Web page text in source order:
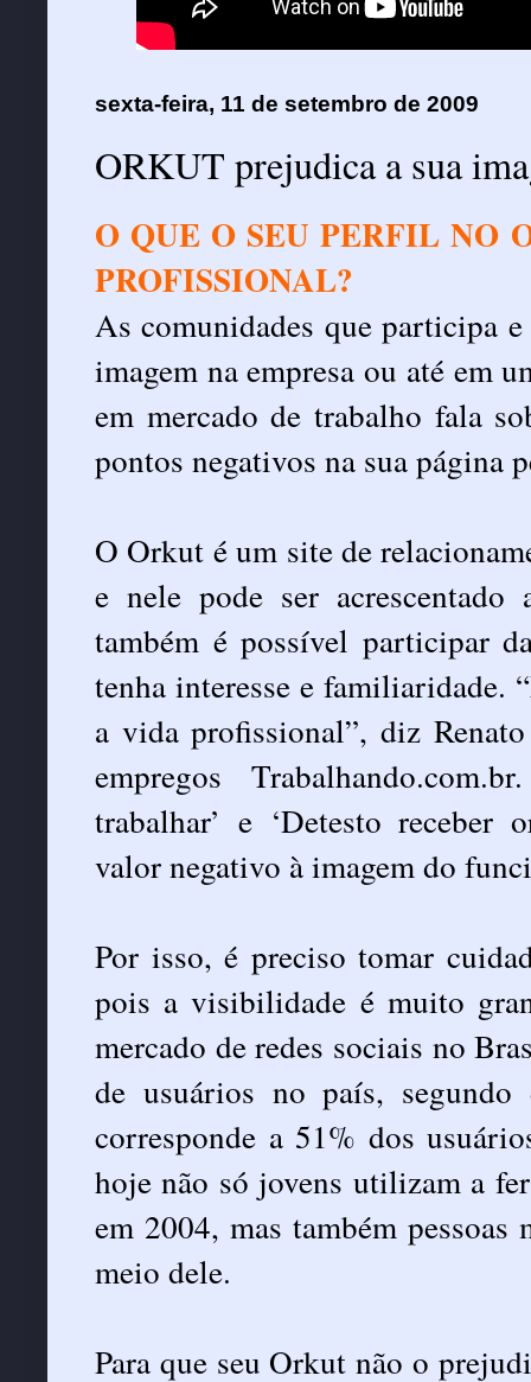
sexta-feira, 11 de setembro de 2009
ORKUT prejudica a sua
O QUE O SEU PERFIL NO
PROFISSIONAL?
As comunidades que participa
imagem na empresa ou até em
em mercado de trabalho fala
pontos negativos na sua página
O Orkut é um site de
e nele pode ser
também é possível participar
tenha interesse e familiaridade.
a vida profissional”, diz
empregos
trabalhar’ e ‘Detesto receber
valor negativo à imagem do
Por isso, é preciso tomar
pois a visibilidade é muito
mercado de redes sociais no
de usuários no país,
corresponde a 51% dos
hoje não só jovens utilizam a
em 2004, mas também
meio dele.
Para que seu Orkut não o